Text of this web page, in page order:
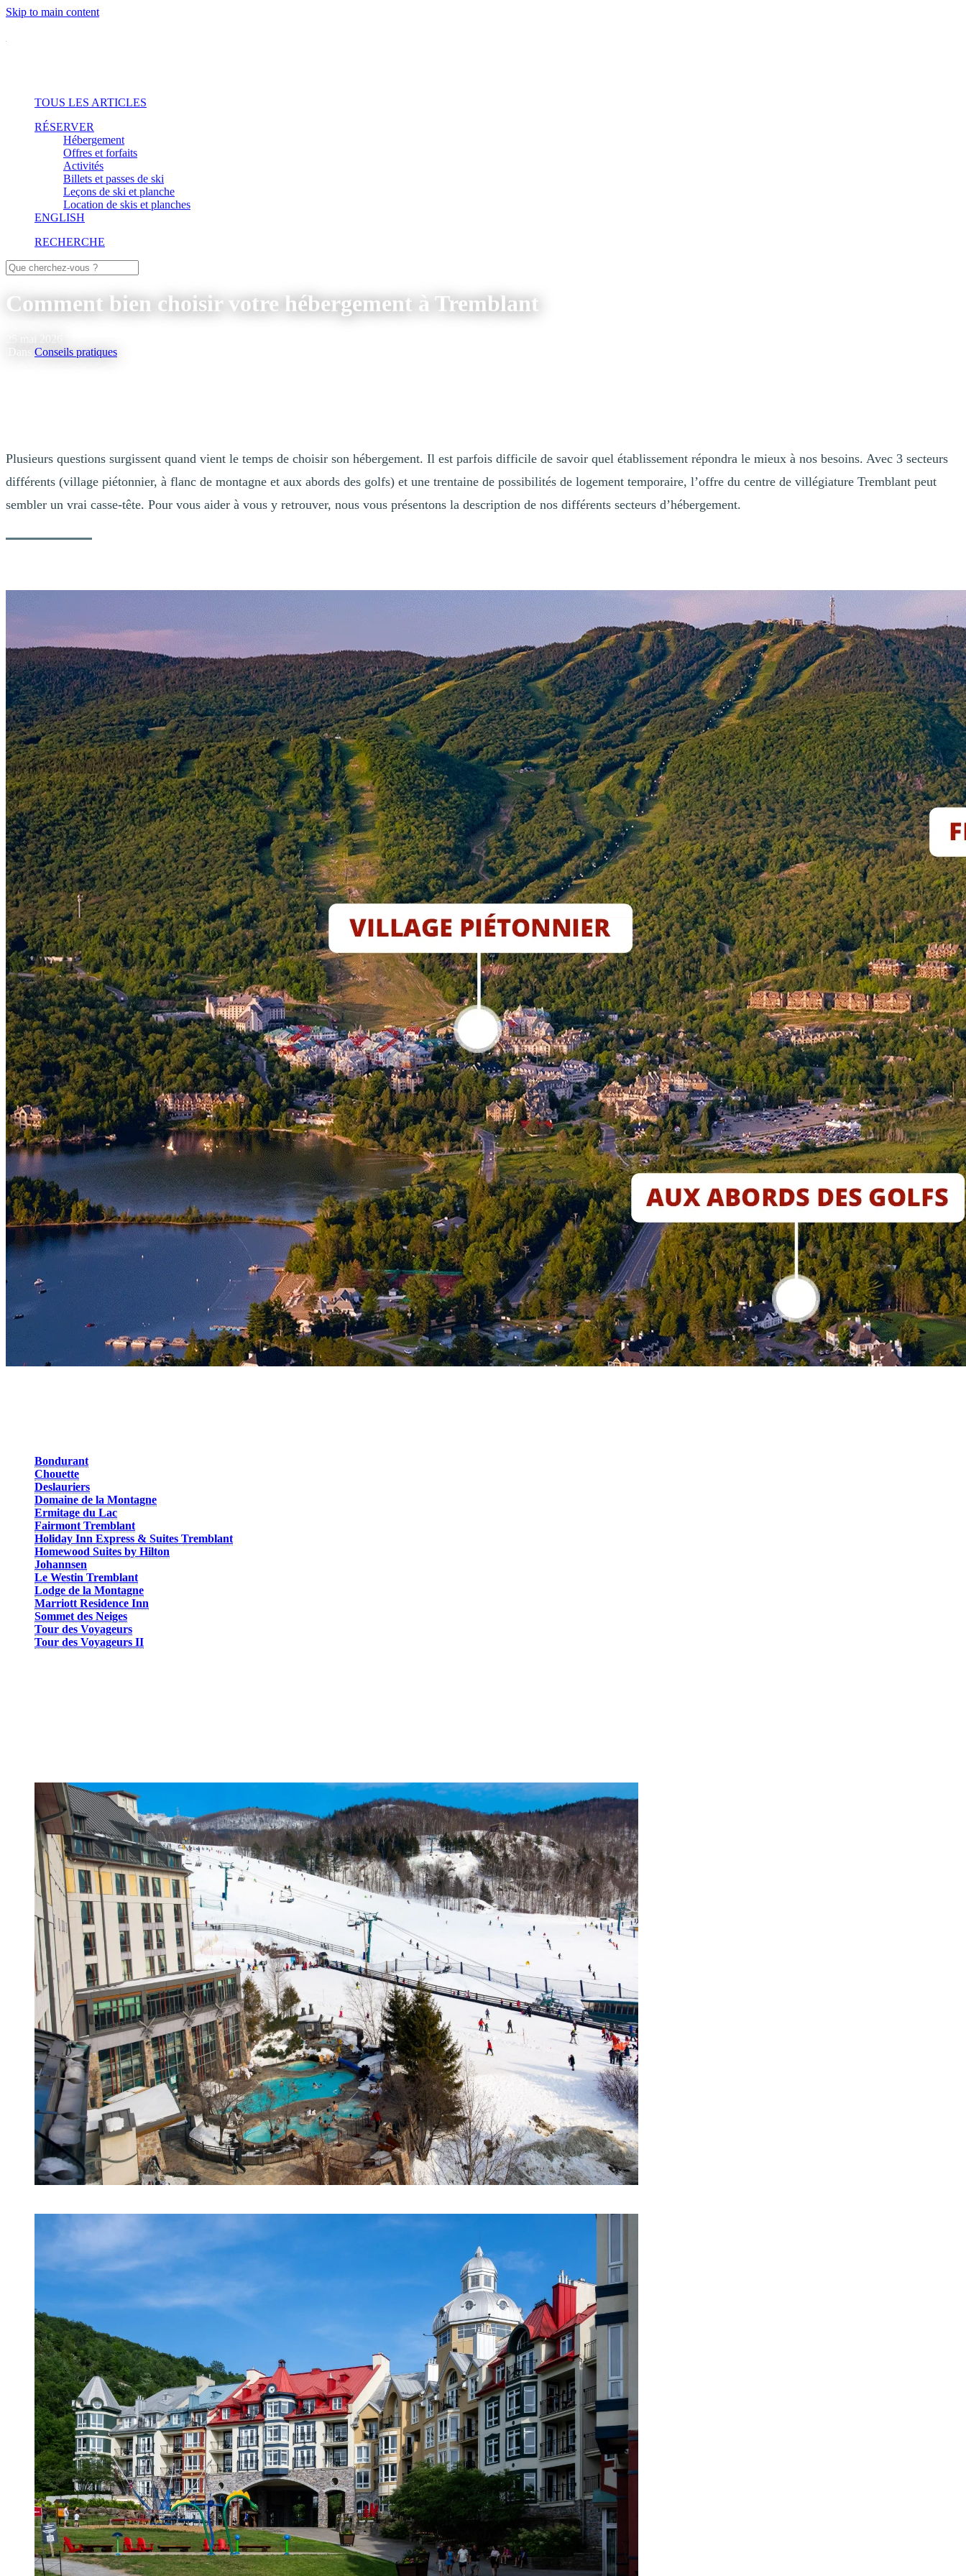
Skip to main content
TOUS LES ARTICLES
RÉSERVER
Hébergement
Offres et forfaits
Activités
Billets et passes de ski
Leçons de ski et planche
Location de skis et planches
ENGLISH
RECHERCHE
Comment bien choisir votre hébergement à Tremblant
Dans Conseils pratiques
Plusieurs questions surgissent quand vient le temps de choisir son hébergement. Il est parfois difficile de savoir quel établissement répondra le mieux à nos besoins. Avec 3 secteurs
différents (village piétonnier, à flanc de montagne et aux abords des golfs) et une trentaine de possibilités de logement temporaire, l’offre du centre de villégiature Tremblant peut
sembler un vrai casse-tête. Pour vous aider à vous y retrouver, nous vous présentons la description de nos différents secteurs d’hébergement.
Bondurant
Chouette
Deslauriers
Domaine de la Montagne
Ermitage du Lac
Fairmont Tremblant
Holiday Inn Express & Suites Tremblant
Homewood Suites by Hilton
Johannsen
Le Westin Tremblant
Lodge de la Montagne
Marriott Residence Inn
Sommet des Neiges
Tour des Voyageurs
Tour des Voyageurs II